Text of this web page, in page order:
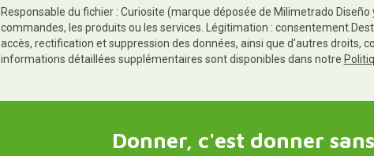
Responsable du fichier : Curiosite (marque déposée de Milimetrado
commandes, les produits ou les services. Légitimation :
accès, rectification et suppression des données, ainsi que d'autres droits,
informations détaillées supplémentaires sont disponibles dans notre
Donner, c'est donner